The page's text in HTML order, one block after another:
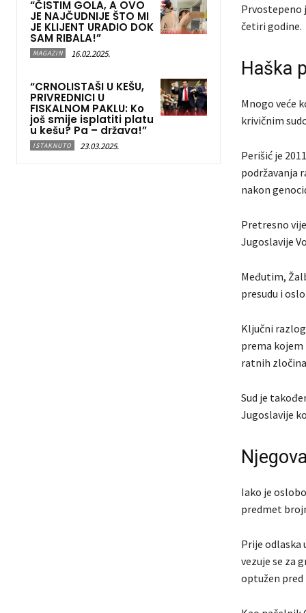
“ČISTIM GOLA, A OVO
JE NAJČUDNIJE ŠTO MI
JE KLIJENT URADIO DOK
SAM RIBALA!”
MAGAZIN 16.02.2025.
“CRNOLISTAŠI U KEŠU,
PRIVREDNICI U
FISKALNOM PAKLU: Ko
još smije isplatiti platu
u kešu? Pa – država!”
ISTAKNUTO 23.03.2025.
Prvostepeno
četiri godine.
Haška
Mnogo veće
krivičnim
Perišić je
podržavanja
nakon
Pretresno
Jugoslavije
Međutim,
presudu i
Ključni
prema kojem
ratnih
Sud je
Jugoslavije
Iako je
predmet
Prije odlaska
vezuje se za
optužen